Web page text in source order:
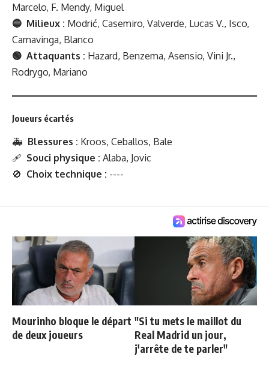
Marcelo, F. Mendy, Miguel
🔵 Milieux : Modrić, Casemiro, Valverde, Lucas V., Isco,
Camavinga, Blanco
🟢 Attaquants : Hazard, Benzema, Asensio, Vini Jr.,
Rodrygo, Mariano
Joueurs écartés
🚑 Blessures : Kroos, Ceballos, Bale
🩹 Souci physique : Alaba, Jovic
🚫 Choix technique : ----
Mourinho bloque le départ
de deux joueurs
"Si tu mets le maillot du
Real Madrid un jour,
j'arrête de te parler"